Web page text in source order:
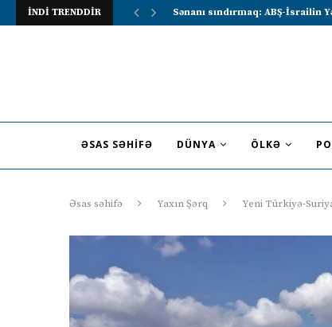
İNDİ TRENDDİR Lavrov Suriya prezidentini
ƏSAS SƏHIFƏ DÜNYA ÖLKƏ
Əsas səhifə Yaxın Şərq Yeni Türkiyə-